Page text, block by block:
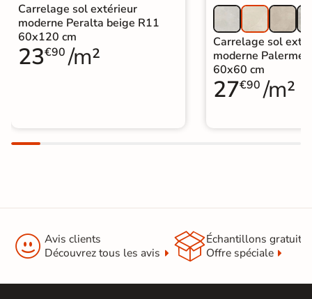
Carrelage sol extérieur
moderne Peralta beige R11
60x120 cm
23€90 /m²
Carrelage sol
moderne Palerme
60x60 cm
27€90 /m²
 Avis clients
Découvrez tous les avis
Échantillons gratuit
Offre spéciale